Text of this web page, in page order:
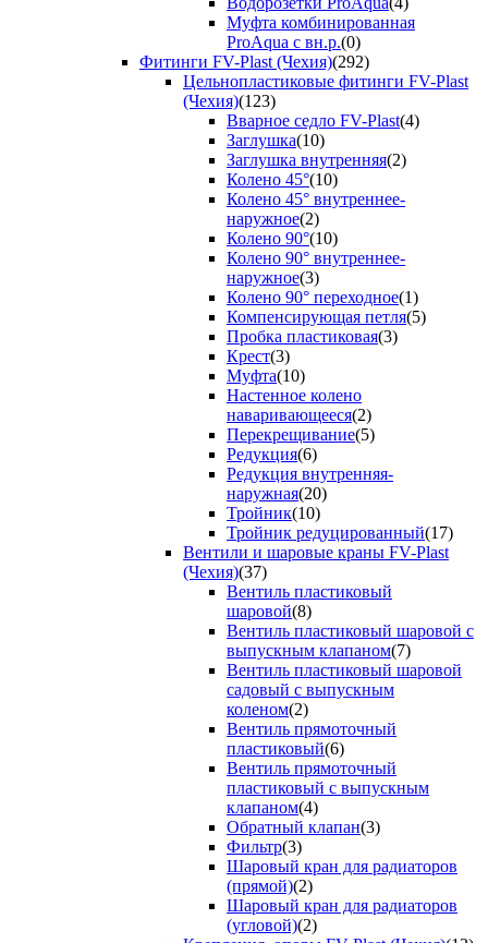
Муфта комбинированная
ProAqua с вн.р.(0)
Фитинги FV-Plast (Чехия)(292)
Цельнопластиковые фитинги FV-Plast
(Чехия)(123)
Вварное седло FV-Plast(4)
Заглушка(10)
Заглушка внутренняя(2)
Колено 45°(10)
Колено 45° внутреннее-
наружное(2)
Колено 90°(10)
Колено 90° внутреннее-
наружное(3)
Колено 90° переходное(1)
Компенсирующая петля(5)
Пробка пластиковая(3)
Крест(3)
Муфта(10)
Настенное колено
наваривающееся(2)
Перекрещивание(5)
Редукция(6)
Редукция внутренняя-
наружная(20)
Тройник(10)
Тройник редуцированный(17)
Вентили и шаровые краны FV-Plast
(Чехия)(37)
Вентиль пластиковый
шаровой(8)
Вентиль пластиковый шаровой с
выпускным клапаном(7)
Вентиль пластиковый шаровой
садовый с выпускным
коленом(2)
Вентиль прямоточный
пластиковый(6)
Вентиль прямоточный
пластиковый с выпускным
клапаном(4)
Обратный клапан(3)
Фильтр(3)
Шаровый кран для радиаторов
(прямой)(2)
Шаровый кран для радиаторов
(угловой)(2)